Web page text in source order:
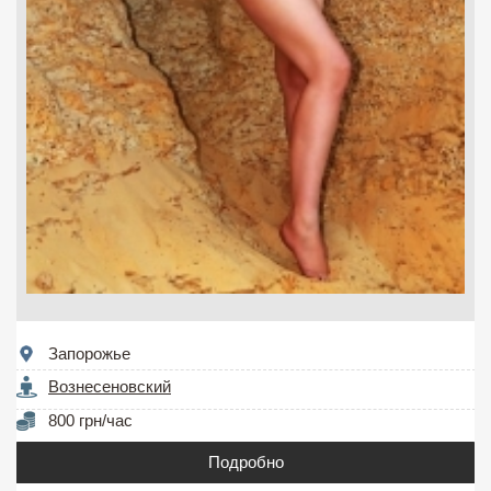
Запорожье
Вознесеновский
800 грн/час
Подробно